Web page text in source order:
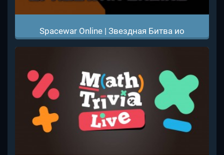
Spacewar Online | Звездная Битва ио